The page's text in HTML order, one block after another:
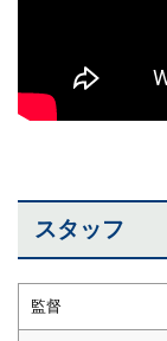
スタッフ
監督